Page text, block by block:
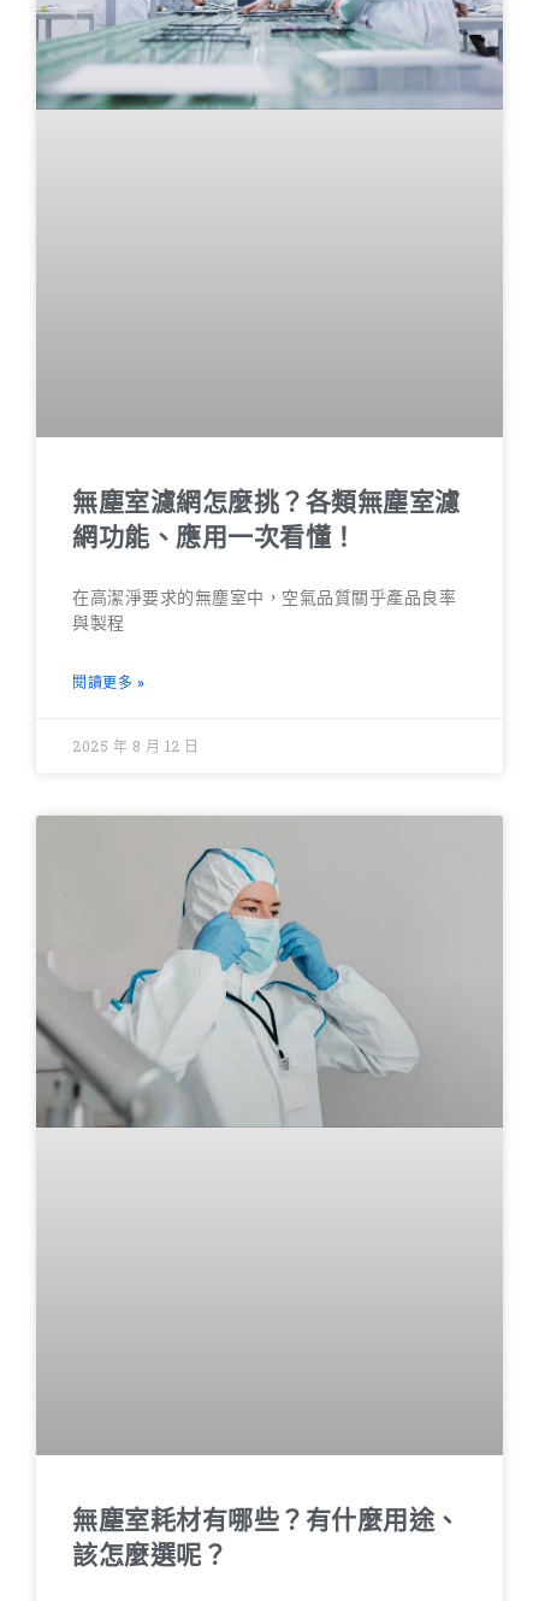
無塵室濾網怎麼挑？各類無塵室濾
網功能、應用一次看懂！
在高潔淨要求的無塵室中，空氣品質關乎產品良率
與製程
閱讀更多 »
2025 年 8 月 12 日
無塵室耗材有哪些？有什麼用途、
該怎麼選呢？